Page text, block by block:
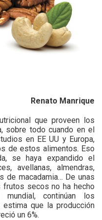
Renato Manrique
que proveen los
sobre todo cuando en el
en EE UU y Europa,
de estos alimentos. Eso
se haya expandido el
avellanas, almendras,
de macadamia… De unas
frutos secos no ha hecho
continúan los
que la producción
un 6%.